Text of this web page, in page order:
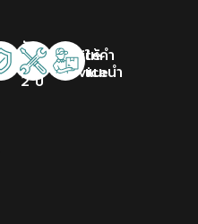
รับ
ประกัน
2 ปี
Onsite
Service
ให้คำ
แนะนำ